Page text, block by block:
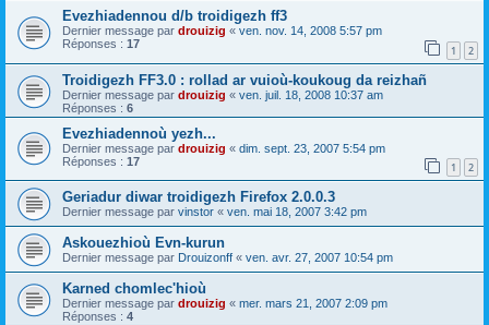
Evezhiadennou d/b troidigezh ff3
Dernier message par drouizig « ven. nov. 14, 2008 5:57 pm
Réponses : 17 1 2
Troidigezh FF3.0 : rollad ar vuioù-koukoug da reizhañ
Dernier message par drouizig « ven. juil. 18, 2008 10:37 am
Réponses : 6
Evezhiadennoù yezh...
Dernier message par drouizig « dim. sept. 23, 2007 5:54 pm
Réponses : 17 1 2
Geriadur diwar troidigezh Firefox 2.0.0.3
Dernier message par vinstor « ven. mai 18, 2007 3:42 pm
Askouezhioù Evn-kurun
Dernier message par Drouizonff « ven. avr. 27, 2007 10:54 pm
Karned chomlec'hioù
Dernier message par drouizig « mer. mars 21, 2007 2:09 pm
Réponses : 4